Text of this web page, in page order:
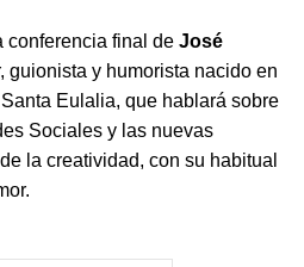
conferencia final de José
guionista y humorista nacido en
Eulalia, que hablará sobre
Sociales y las nuevas
la creatividad, con su habitual